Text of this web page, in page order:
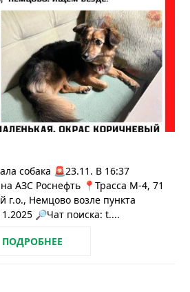
собака 🚨23.11. В 16:37
АЗС Роснефть 📍Трасса М-4, 71
Немцово возле пункта
🔎Чат поиска: t....
ПОДРОБНЕЕ